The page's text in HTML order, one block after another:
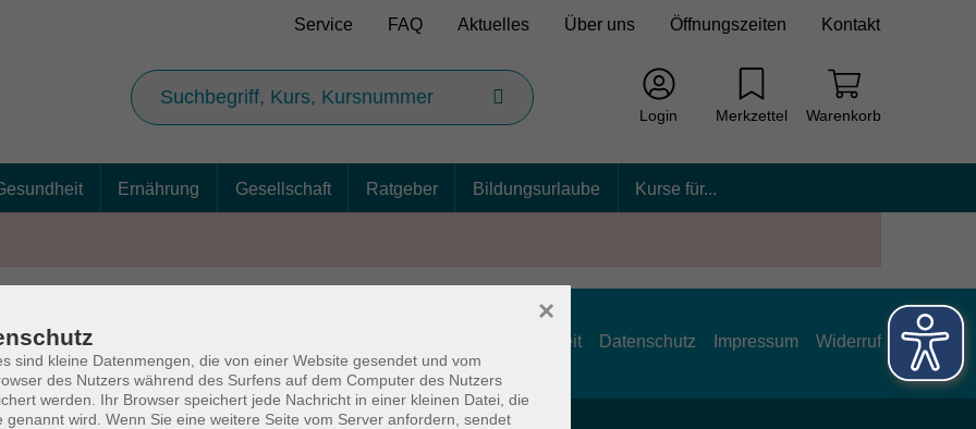
Service FAQ Aktuelles Über uns Öffnungszeiten Kontakt
Login Merkzettel Warenkorb
Ernährung Gesellschaft Ratgeber Bildungsurlaube Kurse für...
Barrierefreiheit Datenschutz Impressum Widerruf
sind kleine Datenmengen, die von einer Website gesendet und vom
des Nutzers während des Surfens auf dem Computer des Nutzers
werden. Ihr Browser speichert jede Nachricht in einer kleinen Datei, die
genannt wird. Wenn Sie eine weitere Seite vom Server anfordern, sendet
×